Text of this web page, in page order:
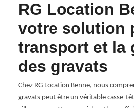
RG Location
votre solution
transport et la
des gravats
Chez RG Location Benne, nous
gravats peut être un véritable casse-